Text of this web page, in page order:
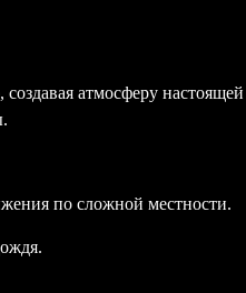
атмосферу
по сложной местности.